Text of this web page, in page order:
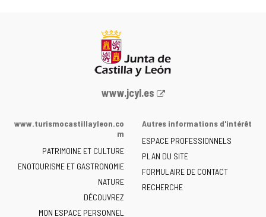
Portail
la
de
Castilla
y
León
-
www.jcyl.es
www.turismocastillayleon.co
m
PATRIMOINE ET CULTURE
ENOTOURISME ET GASTRONOMIE
NATURE
DÉCOUVREZ
MON ESPACE PERSONNEL
Autres informations d'intérêt
ESPACE PROFESSIONNELS
PLAN DU SITE
FORMULAIRE DE CONTACT
RECHERCHE